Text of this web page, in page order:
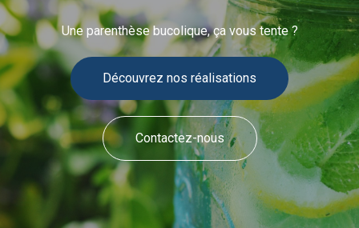
Une parenthèse bucolique, ça vous tente ?
Découvrez nos réalisations
Contactez-nous